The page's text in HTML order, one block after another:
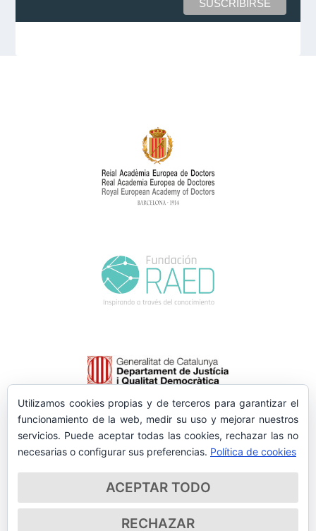
Utilizamos cookies propias y de terceros para garantizar el
funcionamiento de la web, medir su uso y mejorar nuestros
servicios. Puede aceptar todas las cookies, rechazar las no
necesarias o configurar sus preferencias. Política de cookies
ACEPTAR TODO
RECHAZAR